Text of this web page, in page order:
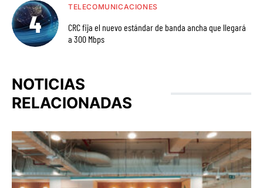
TELECOMUNICACIONES
CRC fija el nuevo estándar de banda ancha que llegará
a 300 Mbps
NOTICIAS
RELACIONADAS